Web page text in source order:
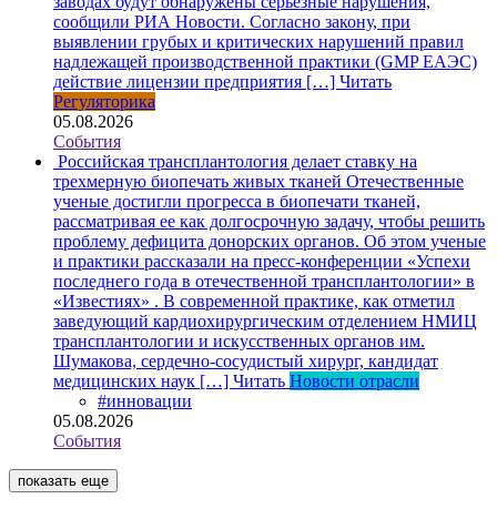
сообщили РИА Новости. Согласно закону, при
выявлении грубых и критических нарушений правил
надлежащей производственной практики (GMP ЕАЭС)
действие лицензии предприятия […] Читать
Регуляторика
05.08.2026
События
Российская трансплантология делает ставку на
трехмерную биопечать живых тканей Отечественные
ученые достигли прогресса в биопечати тканей,
рассматривая ее как долгосрочную задачу, чтобы решить
проблему дефицита донорских органов. Об этом ученые
и практики рассказали на пресс-конференции «Успехи
последнего года в отечественной трансплантологии» в
«Известиях» . В современной практике, как отметил
заведующий кардиохирургическим отделением НМИЦ
трансплантологии и искусственных органов им.
Шумакова, сердечно-сосудистый хирург, кандидат
медицинских наук […] Читать Новости отрасли
#инновации
05.08.2026
События
показать еще